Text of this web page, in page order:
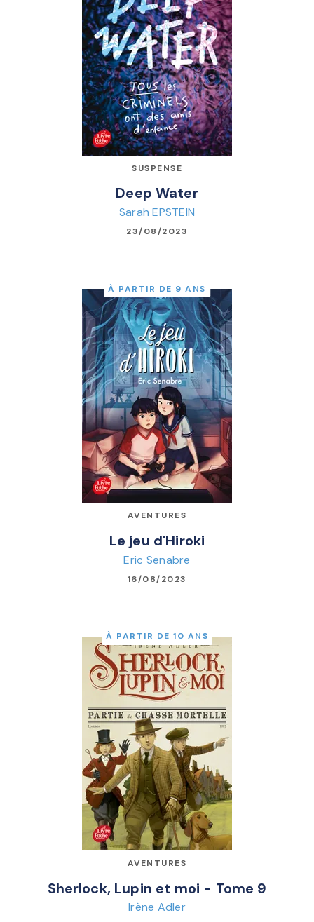
SUSPENSE
Deep Water
Sarah EPSTEIN
23/08/2023
À PARTIR DE 9 ANS
AVENTURES
Le jeu d'Hiroki
Eric Senabre
16/08/2023
À PARTIR DE 10 ANS
AVENTURES
Sherlock, Lupin et moi - Tome 9
Irène Adler